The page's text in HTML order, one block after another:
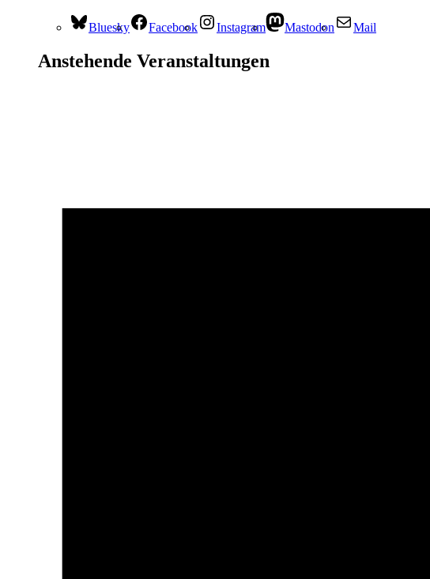
Bluesky Facebook Instagram Mastodon Mail
Anstehende Veranstaltungen